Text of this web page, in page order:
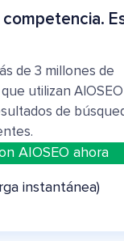
de 3 millones de
utilizan
de
AIOSEO ahora
instantánea)